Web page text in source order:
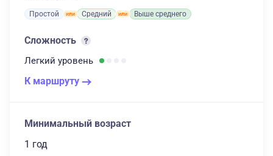
Простой Средний Выше среднего
Сложность
Легкий уровень
К маршруту
Минимальный возраст
1 год